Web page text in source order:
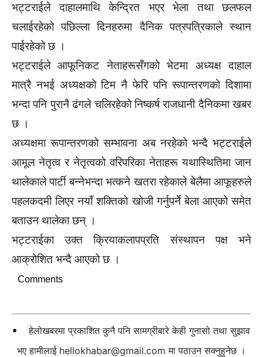
भट्टराईले दाहालमाथि केन्द्रित भएर भेला तथा छलफल
चलाईरहेको पछिल्ला दिनहरुमा दैनिक पत्रपत्रिकाले स्थान
पाईरहेको छ ।
भट्टराईले आफूनिकट नेताहरूसँगको भेटमा अध्यक्ष दाहाल
मात्रै नभई अध्यक्षको टिम नै फेरि पनि रूपान्तरणको दिशामा
भन्दा पनि पुरानै ढंगले चलिरहेको निष्कर्ष राजधानी दैनिकमा खबर
छ ।
अध्यक्षमा रूपान्तरणको सम्भावना अब नरहेको भन्दै भट्टराईले
आमूल नेतृत्व र नेतृत्वको वरिपरिका नेताहरू यथास्थितिमा जान
थालेकाले पार्टी बन्नेभन्दा भत्कने खतरा रहेकाले बेलैमा आफूहरुले
पहलकदमी लिएर नयाँ शक्तिको खोजी गर्नुपर्ने बेला आएको समेत
बताउन थालेका छन् ।
भट्टराईका उक्त क्रियाकलापप्रति संस्थापन पक्ष भने
आक्रोशित भन्दै आएको छ ।
Comments
हेलोखबरमा प्रकाशित कुनै पनि सामग्रीबारे केही गुनासो तथा सुझाव
भए हामीलाई hellokhabar@gmail.com मा पठाउन सक्नुहुनेछ ।